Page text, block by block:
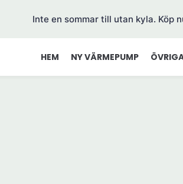
Inte en sommar till utan kyla. Köp
HEM NY VÄRMEPUMP